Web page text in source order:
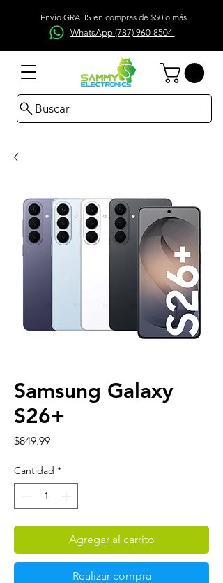
Envío GRATIS en compras de $50 o más.
WhatsApp (787) 960-8504
Buscar
Samsung Galaxy
S26+
$849.99Precio
Cantidad *
Agregar al carrito
Realizar compra